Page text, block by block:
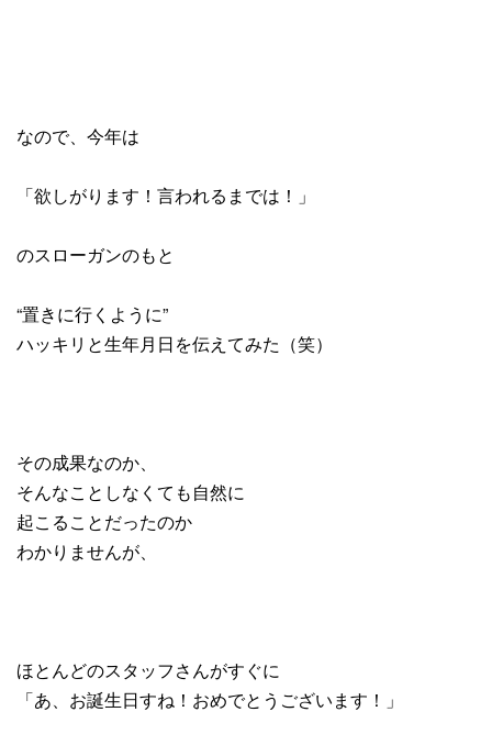
なので、今年は
「欲しがります！言われるまでは！」
のスローガンのもと
“置きに行くように”
ハッキリと生年月日を伝えてみた（笑）
その成果なのか、
そんなことしなくても自然に
起こることだったのか
わかりませんが、
ほとんどのスタッフさんがすぐに
「あ、お誕生日すね！おめでとうございます！」